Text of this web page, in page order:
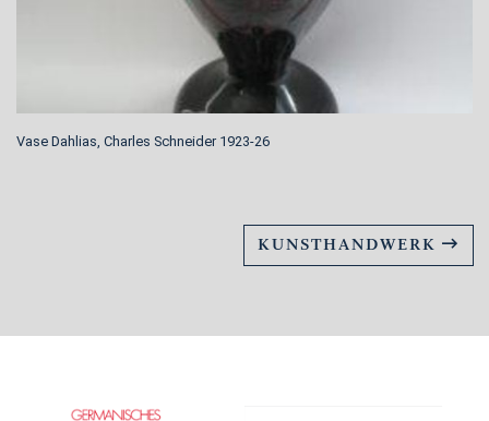
Vase Dahlias, Charles Schneider 1923-26
KUNSTHANDWERK